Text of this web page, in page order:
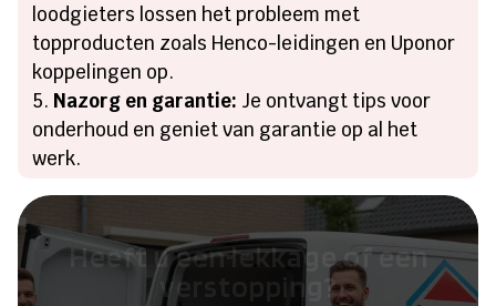
loodgieters lossen het probleem met
topproducten zoals Henco-leidingen en Uponor
koppelingen op.
Nazorg en garantie: Je ontvangt tips voor
onderhoud en geniet van garantie op al het
werk.
Heeft u een lekkage of een
verstopping?